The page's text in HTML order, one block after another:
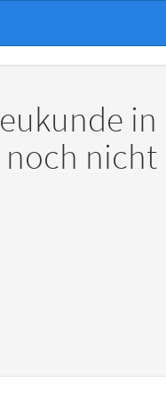
noch nicht